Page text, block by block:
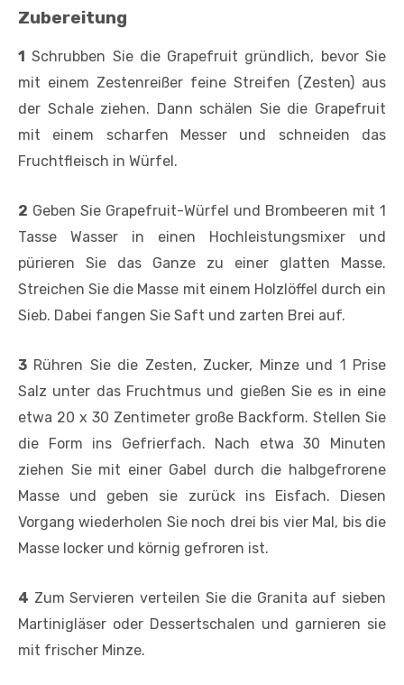
Zubereitung
1 Schrubben Sie die Grapefruit gründlich, bevor Sie
mit einem Zestenreißer feine Streifen (Zesten) aus
der Schale ziehen. Dann schälen Sie die Grapefruit
mit einem scharfen Messer und schneiden das
Fruchtfleisch in Würfel.
2 Geben Sie Grapefruit-Würfel und Brombeeren mit 1
Tasse Wasser in einen Hochleistungsmixer und
pürieren Sie das Ganze zu einer glatten Masse.
Streichen Sie die Masse mit einem Holzlöffel durch ein
Sieb. Dabei fangen Sie Saft und zarten Brei auf.
3 Rühren Sie die Zesten, Zucker, Minze und 1 Prise
Salz unter das Fruchtmus und gießen Sie es in eine
etwa 20 x 30 Zentimeter große Backform. Stellen Sie
die Form ins Gefrierfach. Nach etwa 30 Minuten
ziehen Sie mit einer Gabel durch die halbgefrorene
Masse und geben sie zurück ins Eisfach. Diesen
Vorgang wiederholen Sie noch drei bis vier Mal, bis die
Masse locker und körnig gefroren ist.
4 Zum Servieren verteilen Sie die Granita auf sieben
Martinigläser oder Dessertschalen und garnieren sie
mit frischer Minze.